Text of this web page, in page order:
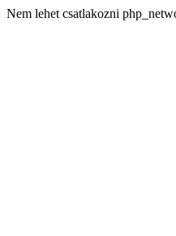
Nem lehet csatlakozni